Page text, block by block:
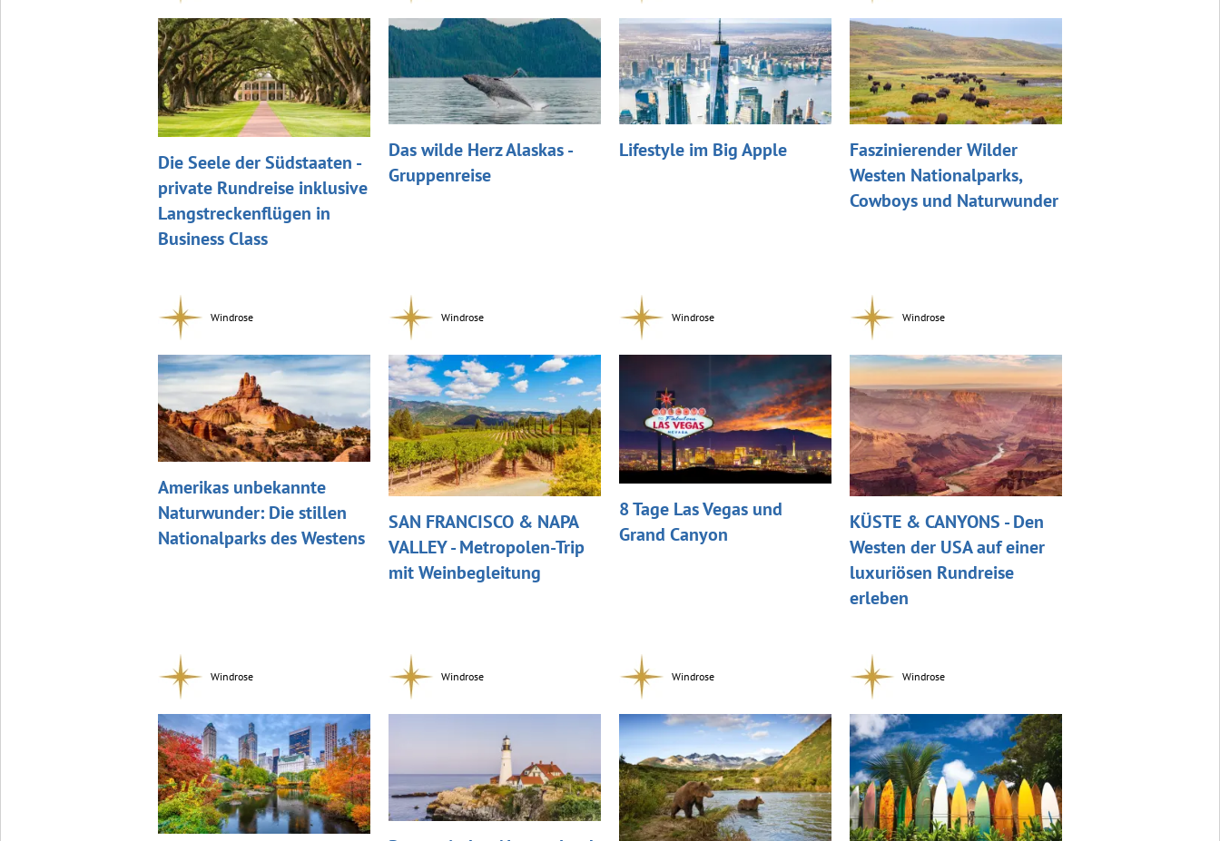
Die Seele der Südstaaten -
private Rundreise inklusive
Langstreckenflügen in
Business Class
Das wilde Herz Alaskas -
Gruppenreise
Lifestyle im Big Apple
Faszinierender Wilder
Westen Nationalparks,
Cowboys und Naturwunder
Windrose
Amerikas unbekannte
Naturwunder: Die stillen
Nationalparks des Westens
Windrose
SAN FRANCISCO & NAPA
VALLEY - Metropolen-Trip
mit Weinbegleitung
Windrose
8 Tage Las Vegas und
Grand Canyon
Windrose
KÜSTE & CANYONS - Den
Westen der USA auf einer
luxuriösen Rundreise
erleben
Windrose Windrose Windrose Windrose